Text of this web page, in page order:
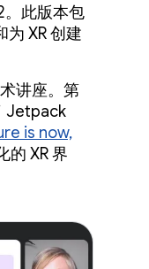
。此版本包
XR 创建
讲座。第
Jetpack
is now,
的 XR 界